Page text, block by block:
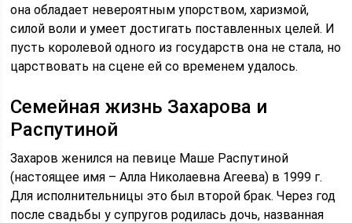
она обладает невероятным упорством, харизмой,
силой воли и умеет достигать поставленных целей. И
пусть королевой одного из государств она не стала, но
царствовать на сцене ей со временем удалось.
Семейная жизнь Захарова и
Распутиной
Захаров женился на певице Маше Распутиной
(настоящее имя – Алла Николаевна Агеева) в 1999 г.
Для исполнительницы это был второй брак. Через год
после свадьбы у супругов родилась дочь, названная